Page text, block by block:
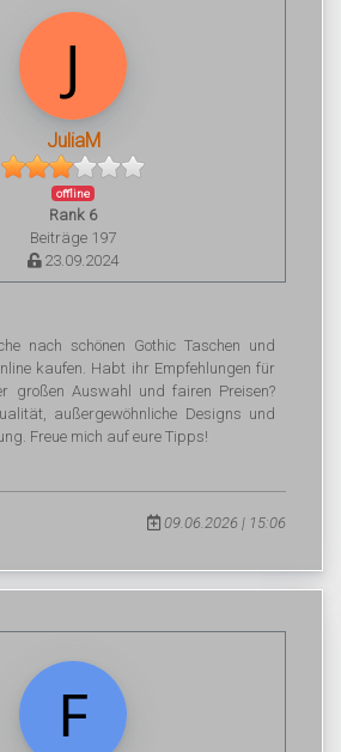
JuliaM
offline
Rank 6
Beiträge 197
23.09.2024
nach schönen Gothic Taschen und
kaufen. Habt ihr Empfehlungen für
großen Auswahl und fairen Preisen?
außergewöhnliche Designs und
Freue mich auf eure Tipps!
09.06.2026 | 15:06